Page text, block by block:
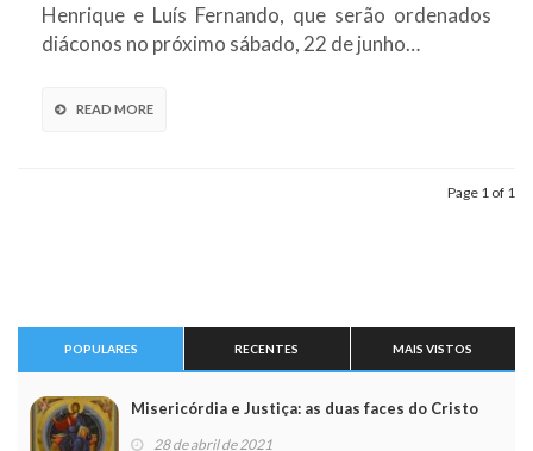
Henrique e Luís Fernando, que serão ordenados
diáconos no próximo sábado, 22 de junho…
READ MORE
Page 1 of 1
POPULARES RECENTES MAIS VISTOS
Misericórdia e Justiça: as duas faces do Cristo
28 de abril de 2021